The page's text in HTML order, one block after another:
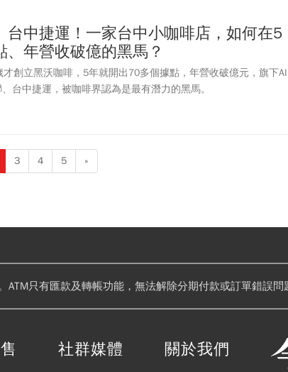
台中捷運！一家台中小咖啡店，如何在5
年營收破億的黑馬？
創立黑沃咖啡，5年就開出70多個據點，年營收破億元，旗下AI
台中捷運，被咖啡界認為是最有潛力的黑馬。
3 4 5 »
ATM只有匯款及轉帳功能，無法解除分期付款或訂單錯誤
社群媒體 關於我們